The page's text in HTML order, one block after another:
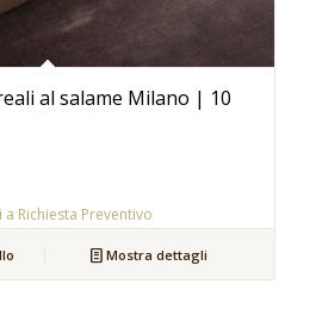
al salame Milano | 10
a Richiesta Preventivo
Mostra dettagli